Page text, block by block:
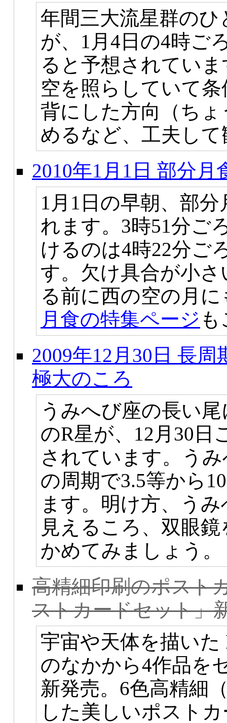
年間三大流星群の
が、1月4日の4時ご
ると予想されてい
空を照らしていて
背にした方向（ち
めるなど、工夫し
2010年1月1日 部分月
1月1日の早朝、部
れます。3時51分ご
けるのは4時22分ご
す。欠け具合が小
る前に西の空の月
月食の特集ページ
2009年12月30日 長
極大のころ
うみへび座の長い
のR星が、12月30日
されています。う
の周期で3.5等から
ます。明け方、う
見えるころ、双眼
かめてみましょう。
高精細印刷のポスト
ストカードセット」
宇宙や天体を描いた
のなかから4作品を
新発売。6色高精細
した美しいポスト